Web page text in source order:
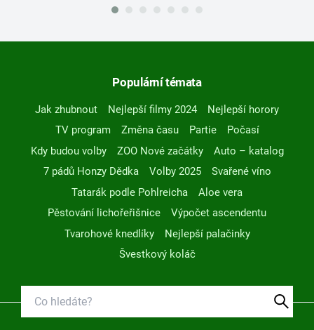
Populární témata
Jak zhubnout Nejlepší filmy 2024
Nejlepší horory
TV program
Změna času Partie
Počasí
Kdy budou volby
ZOO Nové začátky
Auto – katalog
7 pádů Honzy Dědka
Volby 2025
Svařené víno
Tatarák podle Pohlreicha
Aloe vera
Pěstování lichořeřišnice
Výpočet ascendentu
Tvarohové knedlíky
Nejlepší palačinky
Švestkový koláč